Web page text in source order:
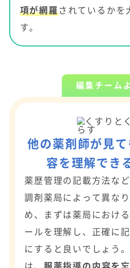
項が網羅されているかを
す。
編集チーム
他の薬剤師が見
容を理解でき
薬歴管理の記載方法な
調剤薬局によって異な
め、まずは薬局におけ
ールを理解し、正確に
にすると良いでしょう
は、 服薬指導の内容を